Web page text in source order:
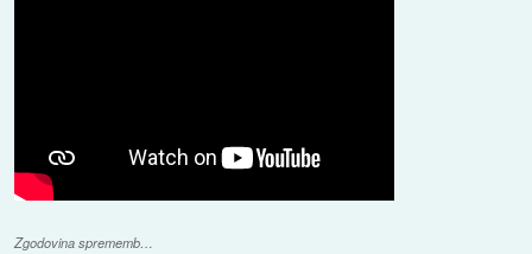
Zgodovina sprememb…